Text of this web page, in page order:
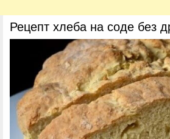
Рецепт хлеба на соде без